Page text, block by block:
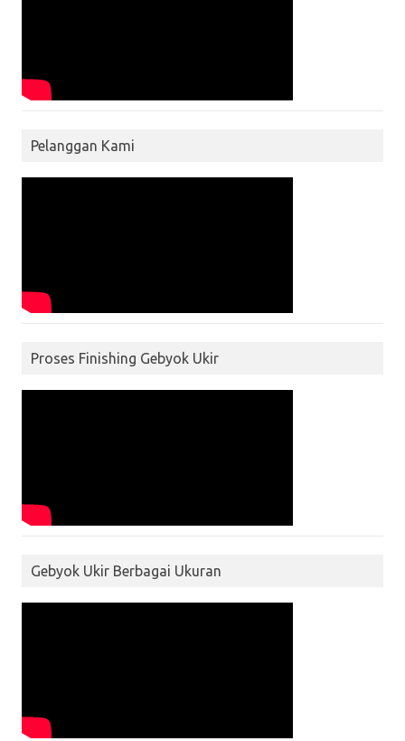
Pelanggan Kami
Proses Finishing Gebyok Ukir
Gebyok Ukir Berbagai Ukuran